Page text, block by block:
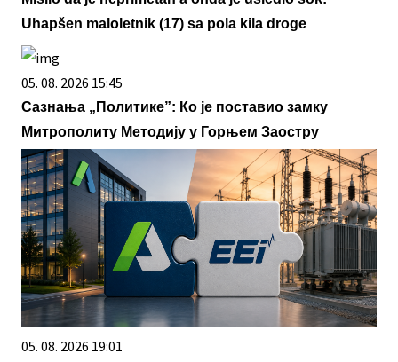
Uhapšen maloletnik (17) sa pola kila droge
05. 08. 2026 15:45
Сазнања „Политике”: Ко је поставио замку
Митрополиту Методију у Горњем Заостру
05. 08. 2026 19:01